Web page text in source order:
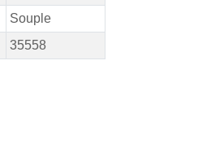
Souple
35558